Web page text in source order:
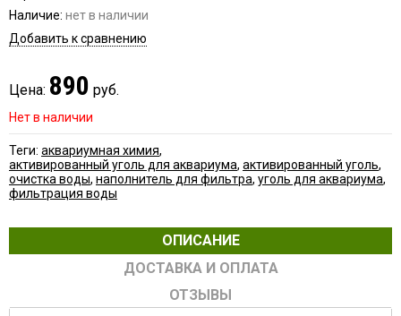
Наличие: нет в наличии
Добавить к сравнению
Цена: 890 руб.
Нет в наличии
Теги: аквариумная химия,
активированный уголь для аквариума, активированный уголь,
очистка воды, наполнитель для фильтра, уголь для аквариума,
фильтрация воды
ОПИСАНИЕ
ДОСТАВКА И ОПЛАТА
ОТЗЫВЫ